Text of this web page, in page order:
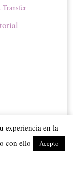
Transfer
experiencia en la
con ello
Acepto